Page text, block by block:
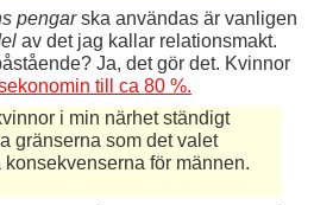
pengarska användas är vanligen
av det jag kallar relationsmakt.
Ja, det gör det. Kvinnor
till ca 80 %.
i min närhet ständigt
gränserna som det valet
för männen.